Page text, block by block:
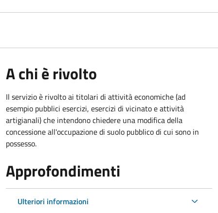
A chi è rivolto
Il servizio è rivolto ai titolari di attività economiche (ad
esempio pubblici esercizi, esercizi di vicinato e attività
artigianali) che intendono chiedere una modifica della
concessione all'occupazione di suolo pubblico di cui sono in
possesso.
Approfondimenti
Ulteriori informazioni